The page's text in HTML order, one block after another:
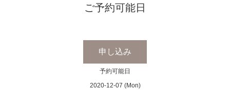
ご予約可能日
申し込み
予約可能日
2020-12-07 (Mon)